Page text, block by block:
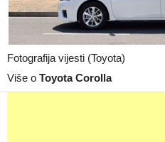
Fotografija vijesti (Toyota)
Više o Toyota Corolla